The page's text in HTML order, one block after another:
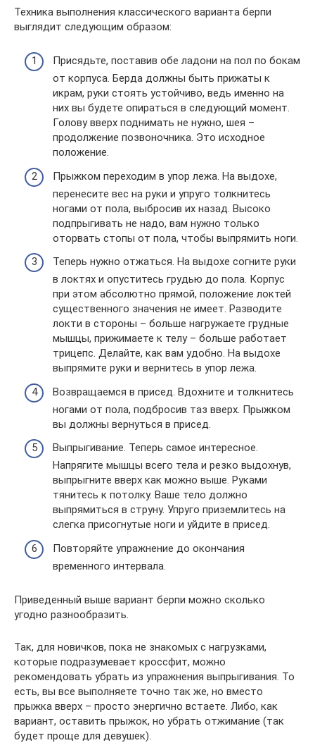
Техника выполнения классического варианта берпи
выглядит следующим образом:
Присядьте, поставив обе ладони на пол по бокам
от корпуса. Берда должны быть прижаты к
икрам, руки стоять устойчиво, ведь именно на
них вы будете опираться в следующий момент.
Голову вверх поднимать не нужно, шея –
продолжение позвоночника. Это исходное
положение.
Прыжком переходим в упор лежа. На выдохе,
перенесите вес на руки и упруго толкнитесь
ногами от пола, выбросив их назад. Высоко
подпрыгивать не надо, вам нужно только
оторвать стопы от пола, чтобы выпрямить ноги.
Теперь нужно отжаться. На выдохе согните руки
в локтях и опуститесь грудью до пола. Корпус
при этом абсолютно прямой, положение локтей
существенного значения не имеет. Разводите
локти в стороны – больше нагружаете грудные
мышцы, прижимаете к телу – больше работает
трицепс. Делайте, как вам удобно. На выдохе
выпрямите руки и вернитесь в упор лежа.
Возвращаемся в присед. Вдохните и толкнитесь
ногами от пола, подбросив таз вверх. Прыжком
вы должны вернуться в присед.
Выпрыгивание. Теперь самое интересное.
Напрягите мышцы всего тела и резко выдохнув,
выпрыгните вверх как можно выше. Руками
тянитесь к потолку. Ваше тело должно
выпрямиться в струну. Упруго приземлитесь на
слегка присогнутые ноги и уйдите в присед.
Повторяйте упражнение до окончания
временного интервала.
Приведенный выше вариант берпи можно сколько
угодно разнообразить.
Так, для новичков, пока не знакомых с нагрузками,
которые подразумевает кроссфит, можно
рекомендовать убрать из упражнения выпрыгивания. То
есть, вы все выполняете точно так же, но вместо
прыжка вверх – просто энергично встаете. Либо, как
вариант, оставить прыжок, но убрать отжимание (так
будет проще для девушек).